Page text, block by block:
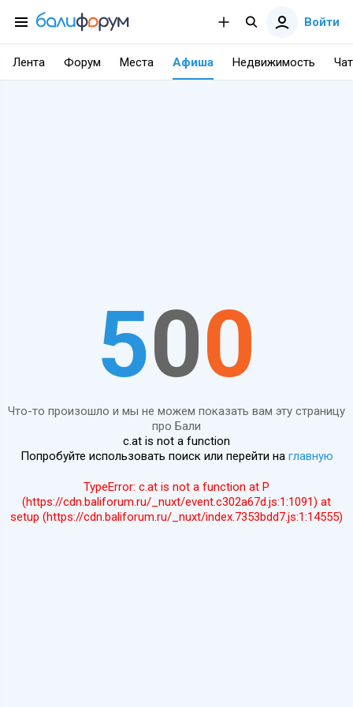
Войти
Лента Форум Места Афиша Недвижимость Чат
500
Что-то произошло и мы не можем показать вам эту страницу
про Бали
c.at is not a function
Попробуйте использовать поиск или перейти на главную
TypeError: c.at is not a function at P
(https://cdn.baliforum.ru/_nuxt/event.c302a67d.js:1:1091) at
setup (https://cdn.baliforum.ru/_nuxt/index.7353bdd7.js:1:14555)